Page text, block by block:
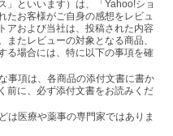
」といいます）は、「Yahoo!ショ
たお客様がご自身の感想をレビュ
アおよび当社は、投稿された内容
たレビューの対象となる商品、
る場合には、特に以下の事項を確
事項は、各商品の添付文書に書か
前に、必ず添付文書をお読みくだ
は医療や薬事の専門家ではありま